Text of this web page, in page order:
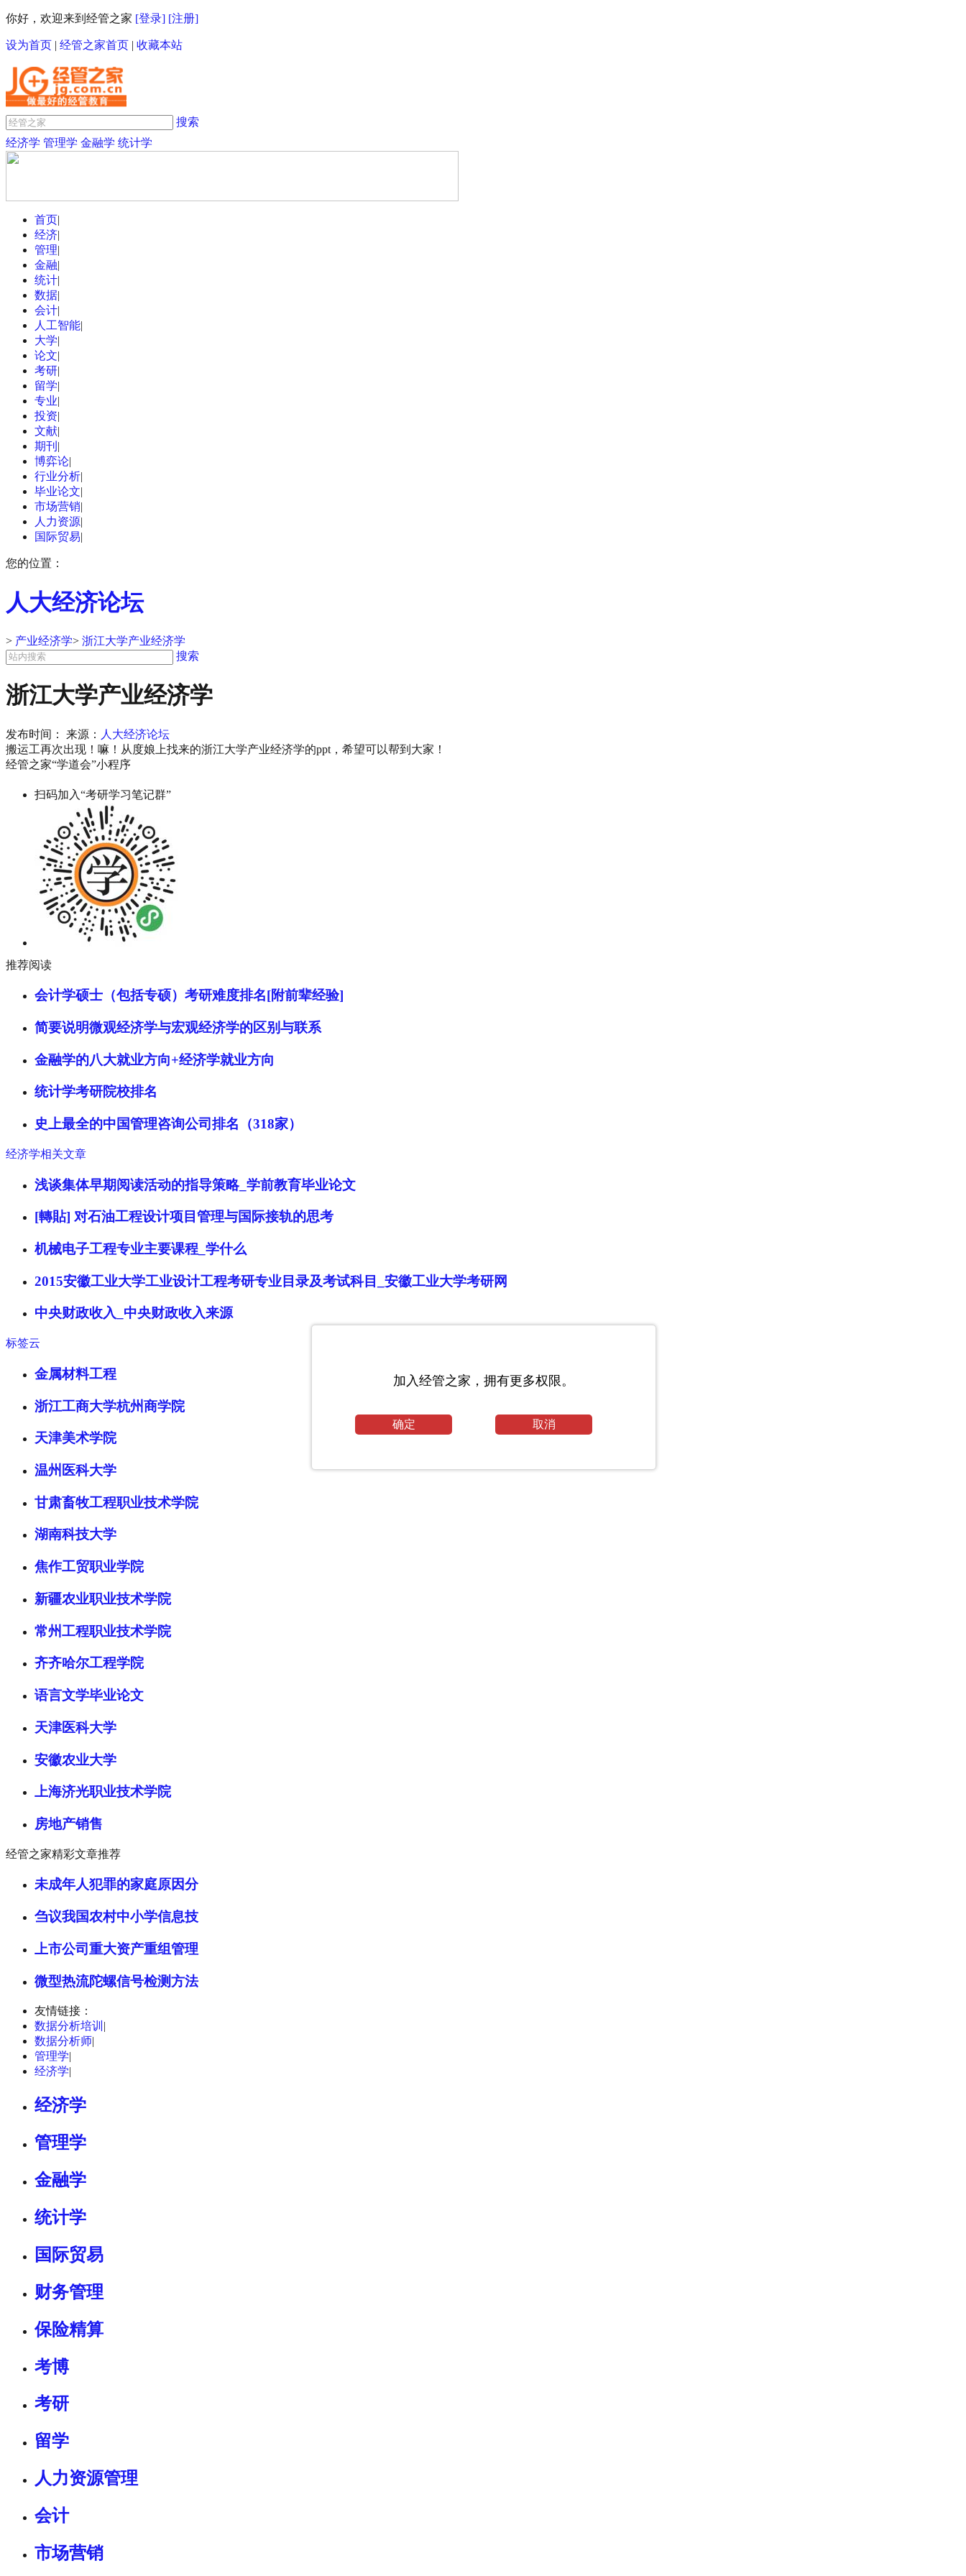
你好，欢迎来到经管之家 [登录] [注册]
设为首页 | 经管之家首页 | 收藏本站
搜索
经济学 管理学 金融学 统计学
首页|
经济|
管理|
金融|
统计|
数据|
会计|
人工智能|
大学|
论文|
考研|
留学|
专业|
投资|
文献|
期刊 |
博弈论|
行业分析|
毕业论文|
市场营销|
人力资源|
国际贸易|
您的位置：
人大经济论坛
> 产业经济学> 浙江大学产业经济学
搜索
浙江大学产业经济学
发布时间： 来源： 人大经济论坛
搬运工再次出现！嘛！从度娘上找来的浙江大学产业经济学的ppt，希望可以帮到大家！
经管之家“学道会”小程序
扫码加入“考研学习笔记群”
推荐阅读
会计学硕士（包括专硕）考研难度排名[附前辈经验]
简要说明微观经济学与宏观经济学的区别与联系
金融学的八大就业方向+经济学就业方向
统计学考研院校排名
史上最全的中国管理咨询公司排名（318家）
经济学相关文章
浅谈集体早期阅读活动的指导策略_学前教育毕业论文
[轉貼] 对石油工程设计项目管理与国际接轨的思考
机械电子工程专业主要课程_学什么
2015安徽工业大学工业设计工程考研专业目录及考试科目_安徽工业大学考研网
中央财政收入_中央财政收入来源
标签云
金属材料工程
浙江工商大学杭州商学院
天津美术学院
温州医科大学
甘肃畜牧工程职业技术学院
湖南科技大学
焦作工贸职业学院
新疆农业职业技术学院
常州工程职业技术学院
齐齐哈尔工程学院
语言文学毕业论文
天津医科大学
安徽农业大学
上海济光职业技术学院
房地产销售
经管之家精彩文章推荐
未成年人犯罪的家庭原因分
刍议我国农村中小学信息技
上市公司重大资产重组管理
微型热流陀螺信号检测方法
友情链接：
数据分析培训 |
数据分析师|
管理学|
经济学|
经济学
管理学
金融学
统计学
国际贸易
财务管理
保险精算
考博
考研
留学
人力资源管理
会计
市场营销
加入经管之家，拥有更多权限。
确定 取消